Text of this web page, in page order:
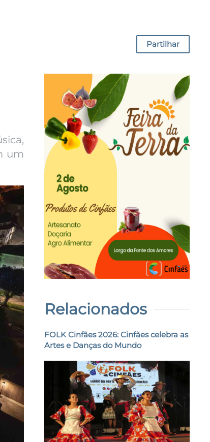
Partilhar
um
Relacionados
FOLK Cinfães 2026: Cinfães celebra as
Artes e Danças do Mundo